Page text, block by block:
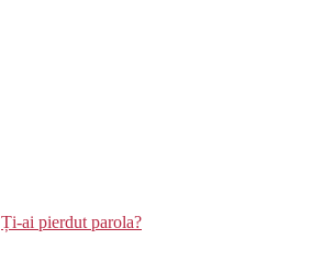
Ți-ai pierdut parola?